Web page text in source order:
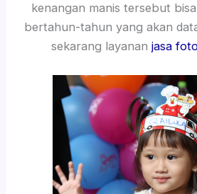
kenangan manis tersebut
bertahun-tahun yang akan
sekarang layanan jasa